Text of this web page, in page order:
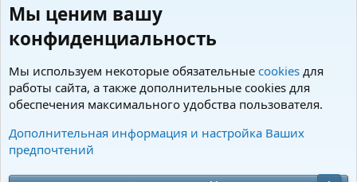
Пользователи
Cookies Charm by DCom
Обратная связь
Условия и правила
Мы ценим вашу
конфиденциальность
Мы используем некоторые обязательные cookies для
работы сайта, а также дополнительные cookies для
обеспечения максимального удобства пользователя.
Дополнительная информация и настройка Ваших
предпочтений